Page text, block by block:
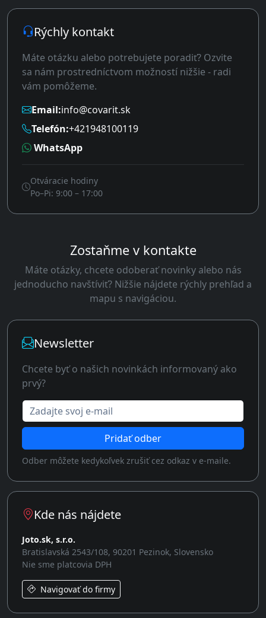
Rýchly kontakt
Máte otázku alebo potrebujete poradiť? Ozvite
sa nám prostredníctvom možností nižšie - radi
vám pomôžeme.
Email:info@covarit.sk
Telefón:+421948100119
WhatsApp
Otváracie hodiny
Po–Pi: 9:00 – 17:00
Zostaňme v kontakte
Máte otázky, chcete odoberať novinky alebo nás
jednoducho navštíviť? Nižšie nájdete rýchly prehľad a
mapu s navigáciou.
Newsletter
Chcete byť o našich novinkách informovaný ako
prvý?
Zadajte svoj e-mail
Pridať odber
Odber môžete kedykoľvek zrušiť cez odkaz v e-maile.
Kde nás nájdete
Joto.sk, s.r.o.
Bratislavská 2543/108, 90201 Pezinok, Slovensko
Nie sme platcovia DPH
Navigovať do firmy